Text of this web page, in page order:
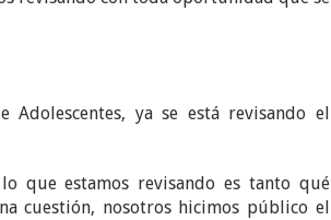
ya se está revisando el
que estamos revisando es tanto qué
cuestión, nosotros hicimos público el